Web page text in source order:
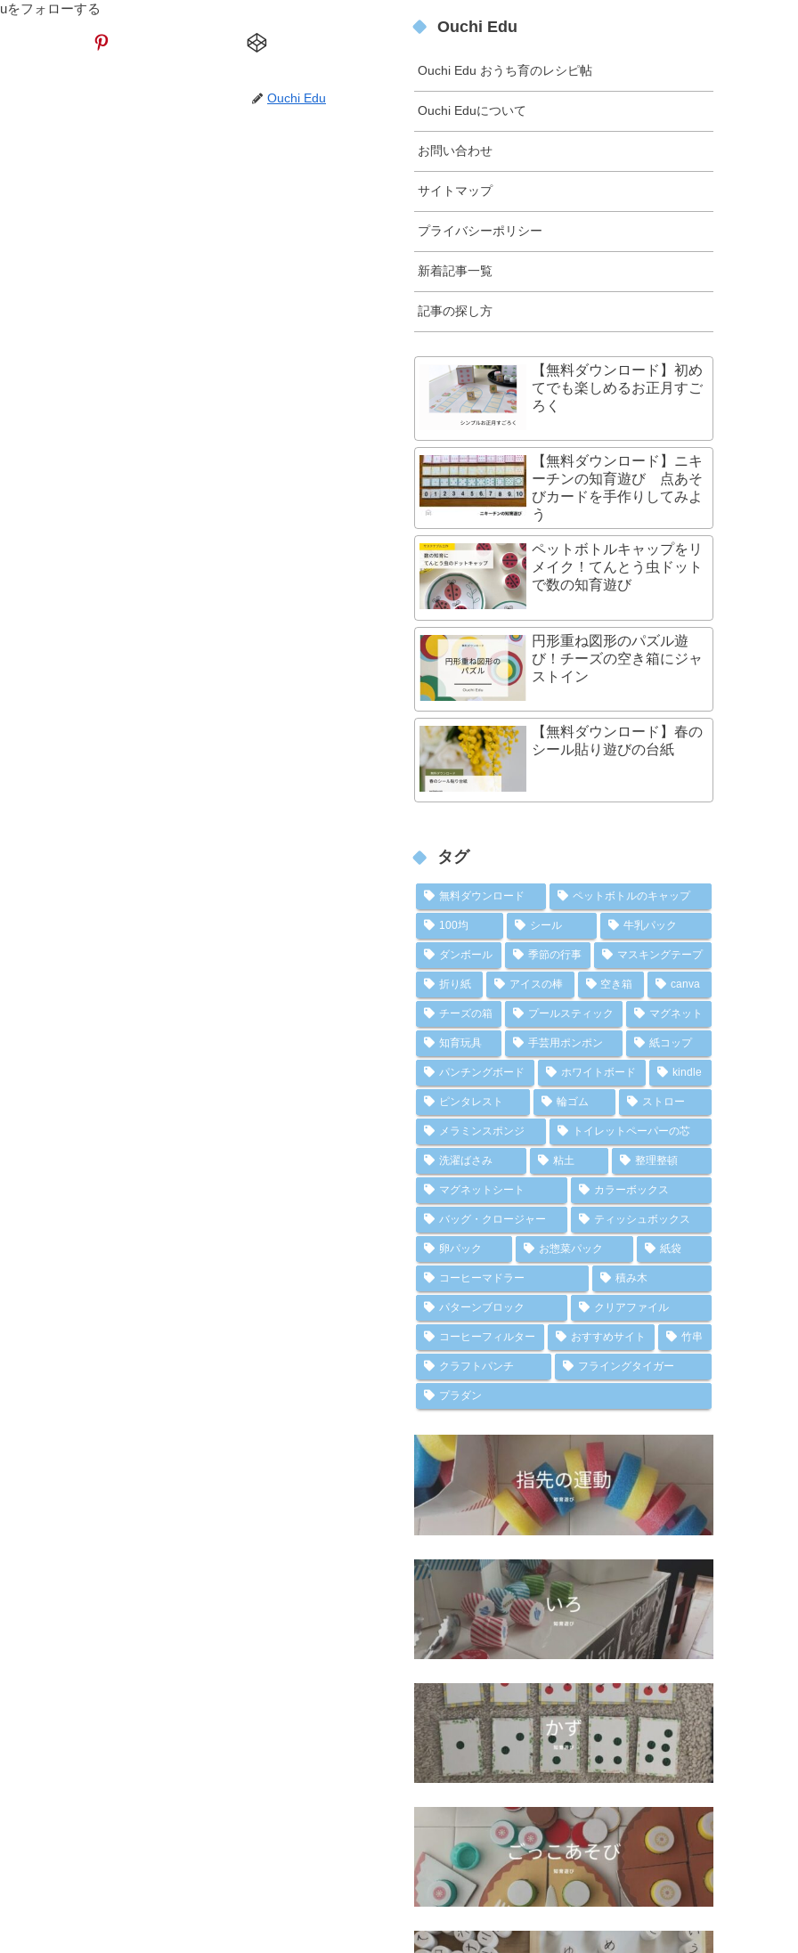
をフォローする
Ouchi Edu
Ouchi Edu
Ouchi Edu おうち育のレシピ帖
Ouchi Eduについて
お問い合わせ
サイトマップ
プライバシーポリシー
新着記事一覧
記事の探し方
【無料ダウンロード】初め
てでも楽しめるお正月すご
ろく
【無料ダウンロード】ニキ
ーチンの知育遊び 点あそ
びカードを手作りしてみよ
う
ペットボトルキャップをリ
メイク！てんとう虫ドット
で数の知育遊び
円形重ね図形のパズル遊
び！チーズの空き箱にジャ
ストイン
【無料ダウンロード】春の
シール貼り遊びの台紙
タグ
無料ダウンロード ペットボトルのキャップ
100均 シール 牛乳パック
ダンボール 季節の行事 マスキングテープ
折り紙 アイスの棒 空き箱 canva
チーズの箱 プールスティック マグネット
知育玩具 手芸用ポンポン 紙コップ
パンチングボード ホワイトボード kindle
ピンタレスト 輪ゴム ストロー
メラミンスポンジ トイレットペーパーの芯
洗濯ばさみ 粘土 整理整頓
マグネットシート カラーボックス
バッグ・クロージャー ティッシュボックス
卵パック お惣菜パック 紙袋
コーヒーマドラー 積み木
パターンブロック クリアファイル
コーヒーフィルター おすすめサイト 竹串
クラフトパンチ フライングタイガー
プラダン